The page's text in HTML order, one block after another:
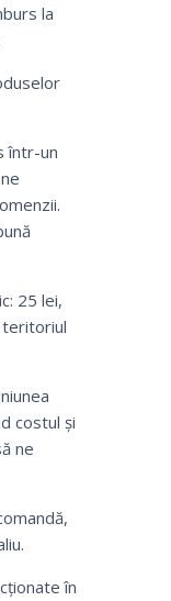
la
într-un
25 lei,
teritoriul
costul și
ne
în